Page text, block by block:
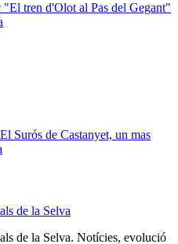
tren d'Olot al Pas del Gegant"
Surós de Castanyet, un mas
de la Selva
de la Selva. Notícies, evolució